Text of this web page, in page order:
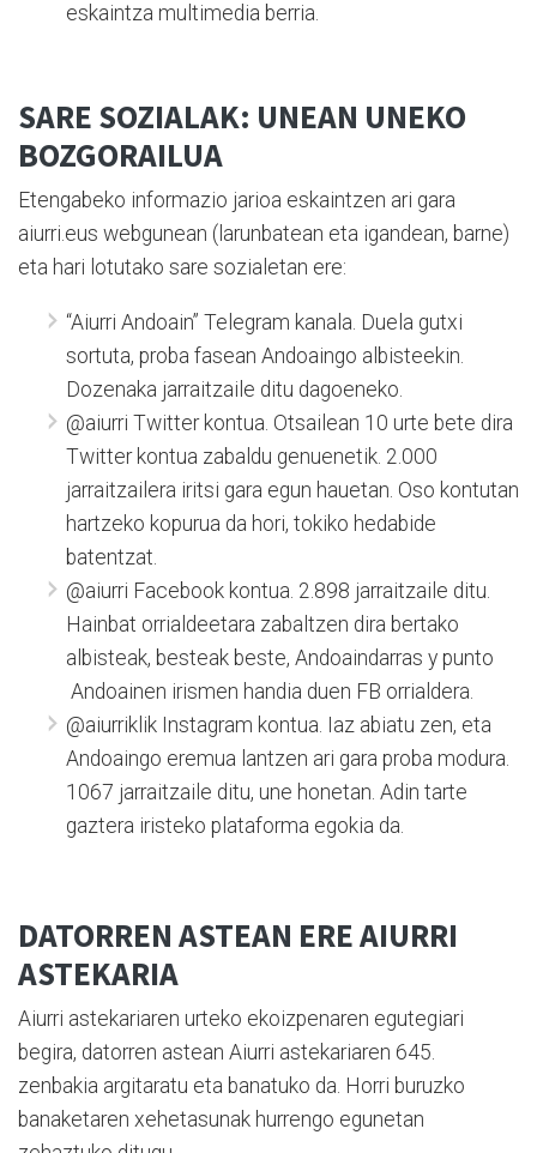
eskaintza multimedia berria.
SARE SOZIALAK: UNEAN UNEKO
BOZGORAILUA
Etengabeko informazio jarioa eskaintzen ari gara
aiurri.eus webgunean (larunbatean eta igandean, barne)
eta hari lotutako sare sozialetan ere:
“Aiurri Andoain” Telegram kanala. Duela gutxi
sortuta, proba fasean Andoaingo albisteekin.
Dozenaka jarraitzaile ditu dagoeneko.
@aiurri Twitter kontua. Otsailean 10 urte bete dira
Twitter kontua zabaldu genuenetik. 2.000
jarraitzailera iritsi gara egun hauetan. Oso kontutan
hartzeko kopurua da hori, tokiko hedabide
batentzat.
@aiurri Facebook kontua. 2.898 jarraitzaile ditu.
Hainbat orrialdeetara zabaltzen dira bertako
albisteak, besteak beste, Andoaindarras y punto
Andoainen irismen handia duen FB orrialdera.
@aiurriklik Instagram kontua. Iaz abiatu zen, eta
Andoaingo eremua lantzen ari gara proba modura.
1067 jarraitzaile ditu, une honetan. Adin tarte
gaztera iristeko plataforma egokia da.
DATORREN ASTEAN ERE AIURRI
ASTEKARIA
Aiurri astekariaren urteko ekoizpenaren egutegiari
begira, datorren astean Aiurri astekariaren 645.
zenbakia argitaratu eta banatuko da. Horri buruzko
banaketaren xehetasunak hurrengo egunetan